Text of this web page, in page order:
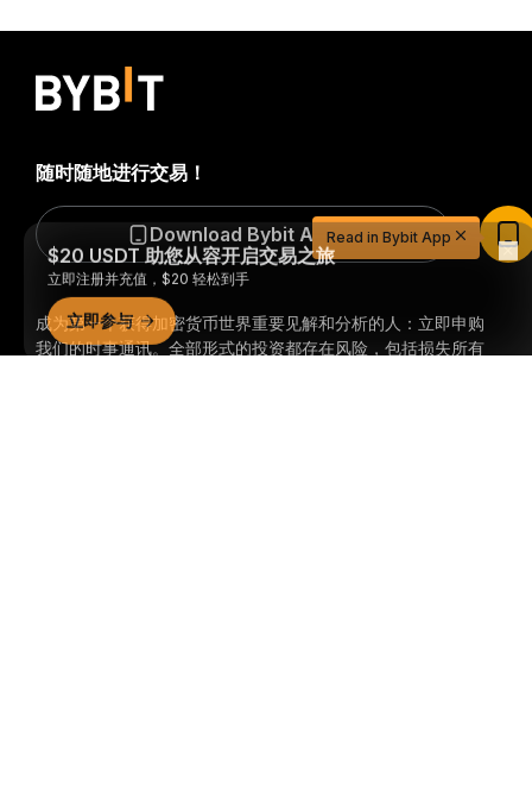
成为第一个获得加密货币世界重要见解和分析的人：立即申购
我们的时事通讯。全部形式的投资都存在风险，包括损失所有
随时随地进行交易！
Download Bybit App
$20 USDT 助您从容开启交易之旅
立即注册并充值，$20 轻松到手
立即参与
Read in Bybit App